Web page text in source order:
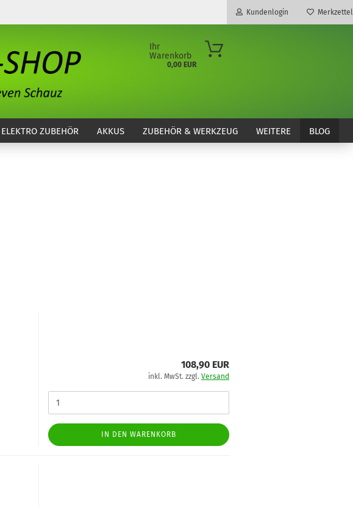
Kundenlogin Merkzettel
Ihr
Warenkorb
0,00 EUR
ELEKTRO ZUBEHÖR AKKUS ZUBEHÖR & WERKZEUG BLOG
WEITERE
108,90 EUR
inkl. MwSt. zzgl. Versand
IN DEN WARENKORB